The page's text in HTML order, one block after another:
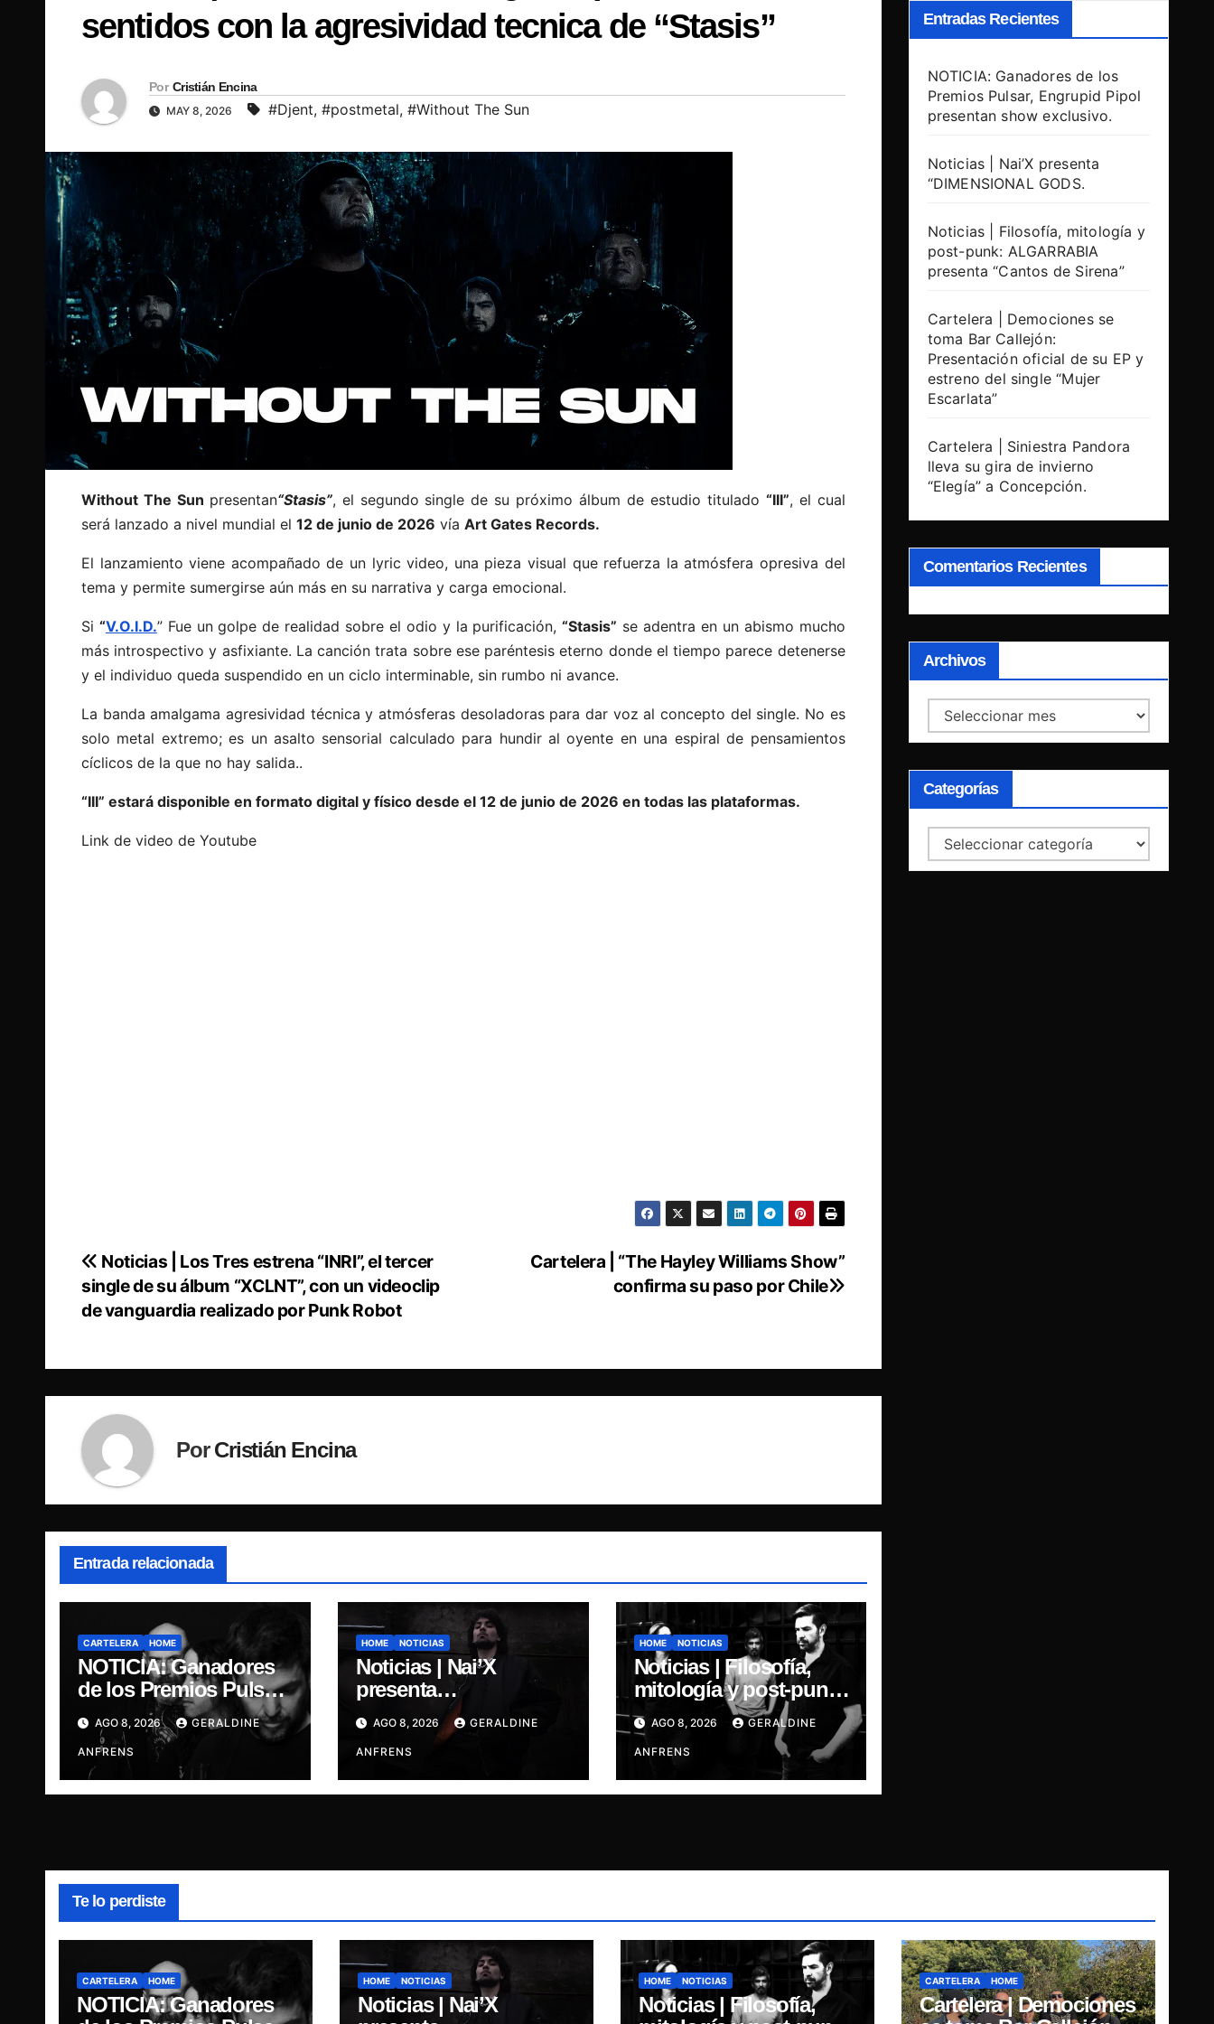
sentidos con la agresividad tecnica de “Stasis”
Por Cristián Encina
MAY 8, 2026 #Djent, #postmetal, #Without The Sun
Without The Sun presentan“Stasis”, el segundo single de su próximo álbum de estudio titulado “III”, el cual
será lanzado a nivel mundial el 12 de junio de 2026 vía Art Gates Records.
El lanzamiento viene acompañado de un lyric video, una pieza visual que refuerza la atmósfera opresiva del
tema y permite sumergirse aún más en su narrativa y carga emocional.
Si “V.O.I.D.” Fue un golpe de realidad sobre el odio y la purificación,“Stasis” se adentra en un abismo mucho
más introspectivo y asfixiante. La canción trata sobre ese paréntesis eterno donde el tiempo parece detenerse
y el individuo queda suspendido en un ciclo interminable, sin rumbo ni avance.
La banda amalgama agresividad técnica y atmósferas desoladoras para dar voz al concepto del single. No es
solo metal extremo; es un asalto sensorial calculado para hundir al oyente en una espiral de pensamientos
cíclicos de la que no hay salida..
“III” estará disponible en formato digital y físico desde el 12 de junio de 2026 en todas las plataformas.
Link de video de Youtube
Navegación
de
Cartelera | “The Hayley Williams Show”
confirma su paso por Chile
Noticias | Los Tres estrena “INRI”, el tercer
single de su álbum “XCLNT”, con un videoclip
de vanguardia realizado por Punk Robot
PorCristián Encina
Entrada relacionada
CARTELERA HOME
NOTICIA: Ganadores
de los Premios Pulsar,
Engrupid Pipol
presentan show
exclusivo.
AGO 8, 2026 GERALDINE
ANFRENS
HOME NOTICIAS
Noticias | Nai’X
presenta
“DIMENSIONAL
GODS.
AGO 8, 2026 GERALDINE
ANFRENS
HOME NOTICIAS
Noticias | Filosofía,
mitología y post-punk:
ALGARRABIA
presenta “Cantos de
Sirena”
AGO 8, 2026 GERALDINE
ANFRENS
Entradas Recientes
NOTICIA: Ganadores de los
Premios Pulsar, Engrupid Pipol
presentan show exclusivo.
Noticias | Nai’X presenta
“DIMENSIONAL GODS.
Noticias | Filosofía, mitología y
post-punk: ALGARRABIA
presenta “Cantos de Sirena”
Cartelera | Demociones se
toma Bar Callejón:
Presentación oficial de su EP y
estreno del single “Mujer
Escarlata”
Cartelera | Siniestra Pandora
lleva su gira de invierno
“Elegía” a Concepción.
Comentarios Recientes
Archivos
Archivos
Categorías
Categorías
Te lo perdiste
CARTELERA HOME
NOTICIA: Ganadores
HOME NOTICIAS
Noticias | Nai’X
HOME NOTICIAS
Noticias | Filosofía,
CARTELERA HOME
Cartelera | Demociones